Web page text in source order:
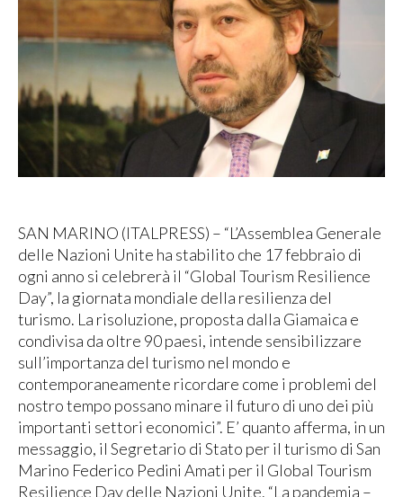
SAN MARINO (ITALPRESS) – “L’Assemblea Generale
delle Nazioni Unite ha stabilito che 17 febbraio di
ogni anno si celebrerà il “Global Tourism Resilience
Day”, la giornata mondiale della resilienza del
turismo. La risoluzione, proposta dalla Giamaica e
condivisa da oltre 90 paesi, intende sensibilizzare
sull’importanza del turismo nel mondo e
contemporaneamente ricordare come i problemi del
nostro tempo possano minare il futuro di uno dei più
importanti settori economici”. E’ quanto afferma, in un
messaggio, il Segretario di Stato per il turismo di San
Marino Federico Pedini Amati per il Global Tourism
Resilience Day delle Nazioni Unite. “La pandemia –